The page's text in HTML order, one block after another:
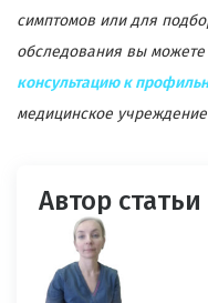
симптомов или для
обследования вы можете
консультацию к
медицинское
Автор статьи